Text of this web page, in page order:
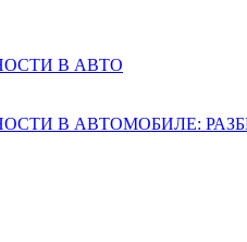
В АВТО
В АВТОМОБИЛЕ: